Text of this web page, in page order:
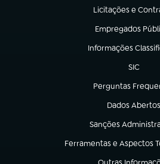
Licitações e
(abre em nova
Empregados
(abre em nova
Informações
(abre em nova aba)
SIC
(abre em
Perguntas
(abre em nova
Dados Abertos
(abre em nova
Sanções
(abre em nova aba)
Ferramentas e Aspectos
(abre em nova aba)